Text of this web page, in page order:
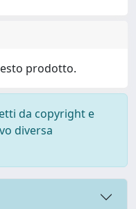
prodotto.
da copyright e
diversa